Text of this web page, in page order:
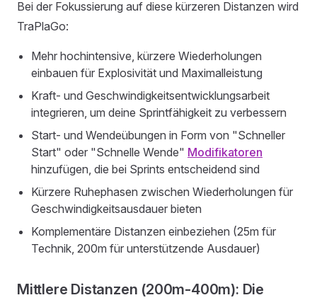
Bei der Fokussierung auf diese kürzeren Distanzen wird
TraPlaGo:
Mehr hochintensive, kürzere Wiederholungen
einbauen für Explosivität und Maximalleistung
Kraft- und Geschwindigkeitsentwicklungsarbeit
integrieren, um deine Sprintfähigkeit zu verbessern
Start- und Wendeübungen in Form von "Schneller
Start" oder "Schnelle Wende" Modifikatoren
hinzufügen, die bei Sprints entscheidend sind
Kürzere Ruhephasen zwischen Wiederholungen für
Geschwindigkeitsausdauer bieten
Komplementäre Distanzen einbeziehen (25m für
Technik, 200m für unterstützende Ausdauer)
Mittlere Distanzen (200m-400m): Die